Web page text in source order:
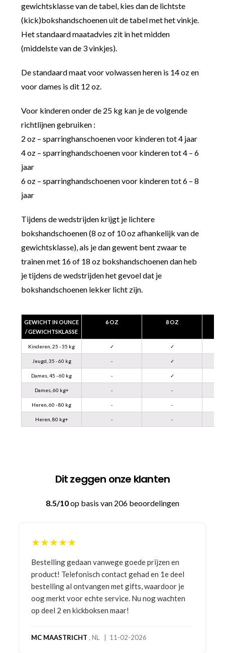
gewichtsklasse van de tabel, kies dan de lichtste
(kick)bokshandschoenen uit de tabel met het vinkje.
Het standaard maatadvies zit in het midden
(middelste van de 3 vinkjes).
De standaard maat voor volwassen heren is 14 oz en
voor dames is dit 12 oz.
Voor kinderen onder de 25 kg kan je de volgende
richtlijnen gebruiken :
2 oz – sparringhanschoenen voor kinderen tot 4 jaar
4 oz – sparringhandschoenen voor kinderen tot 4 – 6
jaar
6 oz – sparringhandschoenen voor kinderen tot 6 – 8
jaar
Tijdens de wedstrijden krijgt je lichtere
bokshandschoenen (8 oz of 10 oz afhankelijk van de
gewichtsklasse), als je dan gewent bent zwaar te
trainen met 16 of 18 oz bokshandschoenen dan heb
je tijdens de wedstrijden het gevoel dat je
bokshandschoenen lekker licht zijn.
GEWICHT IN OUNCE
/ GEWICHTSKLASSE
6 OZ 8 OZ
Kinderen, 25 - 35 kg ✓ ✓
Jeugd, 35 - 60 kg - ✓
Dames, 45 - 60 kg - ✓
Dames, 60 kg+ - -
Heren, 60 - 80 kg - -
Heren, 80 kg+ - -
Dit zeggen onze klanten
8.5/10op basis van 206 beoordelingen
★★★★★
Bestelling gedaan vanwege goede prijzen en
product! Telefonisch contact gehad en 1e deel
bestelling al ontvangen met gifts, waardoor je
oog merkt voor echte service. Nu nog wachten
op deel 2 en kickboksen maar!
MC MAASTRICHT , NL | 11-02-2026